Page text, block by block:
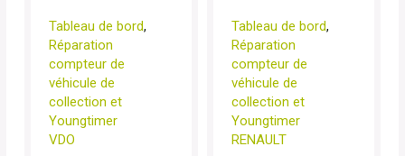
Tableau de bord,
Réparation
compteur de
véhicule de
collection et
Youngtimer
VDO
Tableau de bord,
Réparation
compteur de
véhicule de
collection et
Youngtimer
RENAULT